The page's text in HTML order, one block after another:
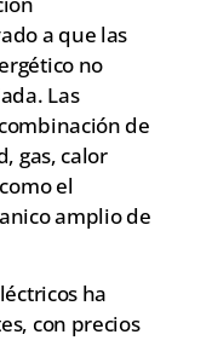
a que las
no
Las
de
gas, calor
el
amplio de
ha
con precios